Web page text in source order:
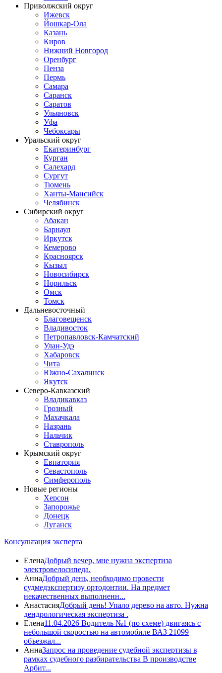
Приволжский округ
Ижевск
Йошкар-Ола
Казань
Киров
Нижний Новгород
Оренбург
Пенза
Пермь
Самара
Саранск
Саратов
Ульяновск
Уфа
Чебоксары
Уральский округ
Екатеринбург
Курган
Салехард
Сургут
Тюмень
Ханты-Мансийск
Челябинск
Сибирский округ
Абакан
Барнаул
Иркутск
Кемерово
Красноярск
Кызыл
Новосибирск
Норильск
Омск
Томск
Дальневосточный
Благовещенск
Владивосток
Петропавловск-Камчатский
Улан-Удэ
Хабаровск
Чита
Южно-Сахалинск
Якутск
Северо-Кавказский
Владикавказ
Грозный
Махачкала
Назрань
Нальчик
Ставрополь
Крымский округ
Евпатория
Севастополь
Симферополь
Новые регионы
Херсон
Запорожье
Донецк
Луганск
Консультация эксперта
ЕленаДобрый вечер, мне нужна экспертиза
электровелосипеда.
АннаДобрый день, необходимо провести
судмедэкспертизу ортодонтии. На предмет
некачественных выполненн...
АнастасияДобрый день! Упало дерево на авто. Нужна
дендрологическая экспертиза .
Елена11.04.2026 Водитель №1 (по схеме) двигаясь с
небольшой скоростью на автомобиле ВАЗ 21099
объезжал...
АннаЗапрос на проведение судебной экспертизы в
рамках судебного разбирательства В производстве
Арбит...